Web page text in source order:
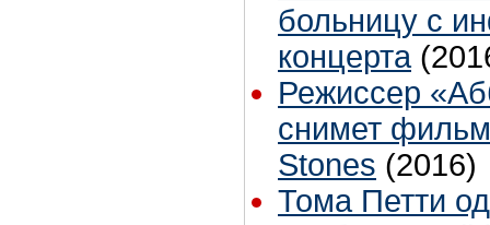
больницу с
концерта
Режиссер
снимет
Stones (2016)
Тома Петти